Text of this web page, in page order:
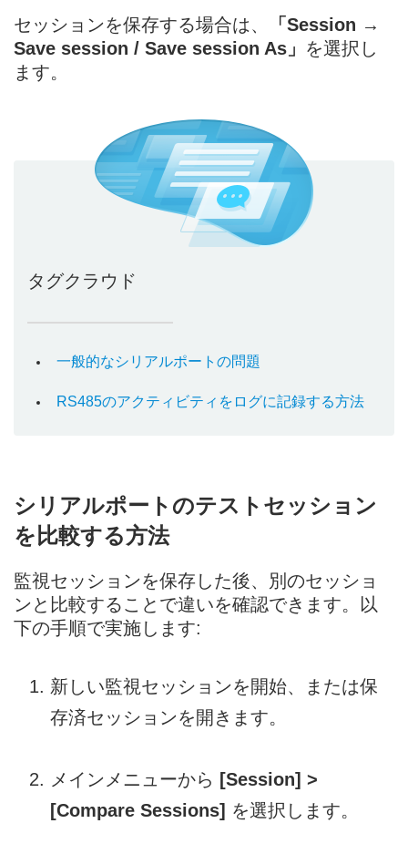
セッションを保存する場合は、
「Session →
Save session / Save session As」 を選択し
ます。
タグクラウド
一般的なシリアルポートの問題
RS485のアクティビティをログに記録する方法
シリアルポートのテストセッション
を比較する方法
監視セッションを保存した後、別のセッショ
ンと比較することで違いを確認できます。以
下の手順で実施します:
新しい監視セッションを開始、または保
存済セッションを開きます。
メインメニューから [Session] >
[Compare Sessions] を選択します。